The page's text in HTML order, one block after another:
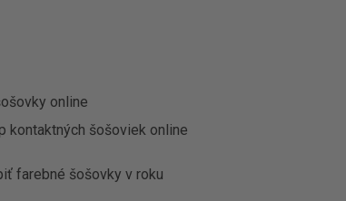
online
kontaktných šošoviek online
farebné šošovky v roku